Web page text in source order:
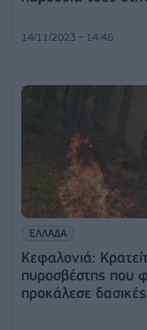
14/11/2023 - 14:46
ΕΛΛΑΔΑ
Κεφαλονιά:
πυροσβέστης που
προκάλεσε